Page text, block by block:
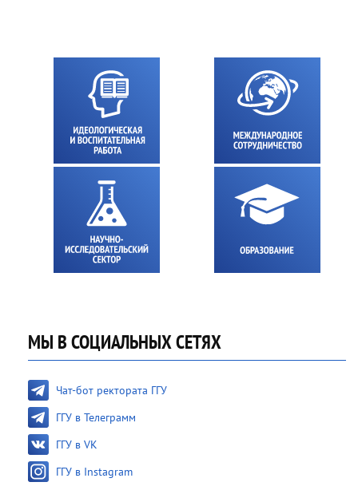
МЫ В СОЦИАЛЬНЫХ СЕТЯХ
Чат-бот ректората ГГУ
ГГУ в Телеграмм
ГГУ в VK
ГГУ в Instagram